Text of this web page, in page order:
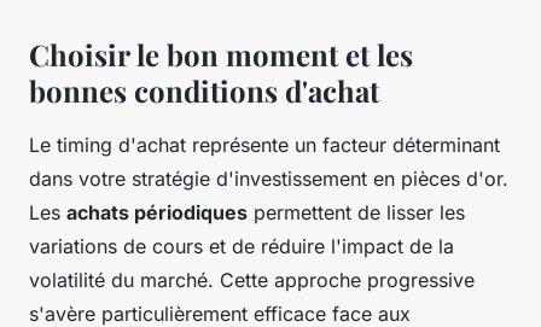
Choisir le bon moment et les
bonnes conditions d'achat
Le timing d'achat représente un facteur déterminant
dans votre stratégie d'investissement en pièces d'or.
Les achats périodiques permettent de lisser les
variations de cours et de réduire l'impact de la
volatilité du marché. Cette approche progressive
s'avère particulièrement efficace face aux